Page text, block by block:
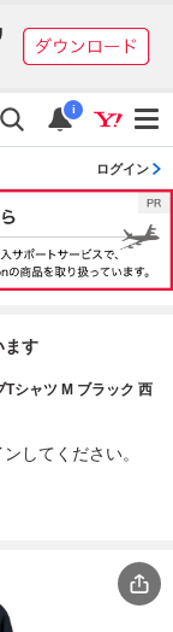
i
ログイン
ます
シャツ M ブラック 西
してください。